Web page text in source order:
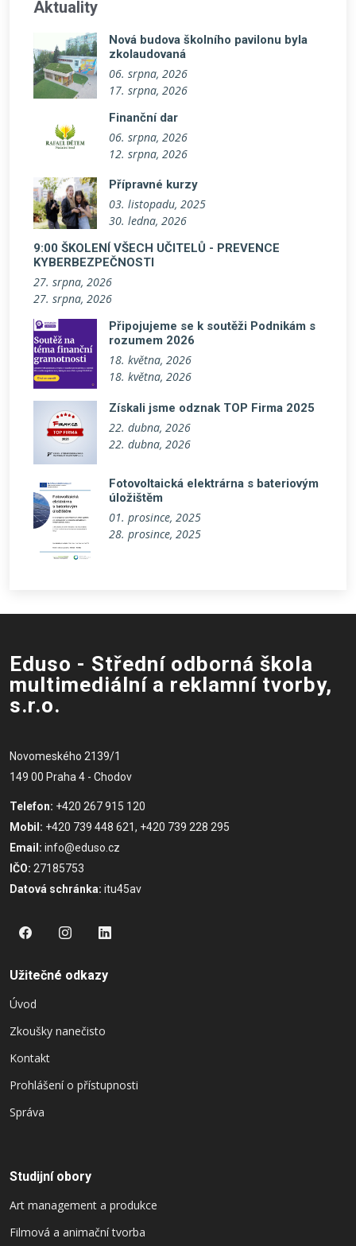
Aktuality
Nová budova školního pavilonu byla
zkolaudovaná
06. srpna, 2026
17. srpna, 2026
Finanční dar
06. srpna, 2026
12. srpna, 2026
Přípravné kurzy
03. listopadu, 2025
30. ledna, 2026
9:00 ŠKOLENÍ VŠECH UČITELŮ - PREVENCE
KYBERBEZPEČNOSTI
27. srpna, 2026
27. srpna, 2026
Připojujeme se k soutěži Podnikám s
rozumem 2026
18. května, 2026
18. května, 2026
Získali jsme odznak TOP Firma 2025
22. dubna, 2026
22. dubna, 2026
Fotovoltaická elektrárna s bateriovým
úložištěm
01. prosince, 2025
28. prosince, 2025
Eduso - Střední odborná škola
multimediální a reklamní tvorby,
s.r.o.
Novomeského 2139/1
149 00 Praha 4 - Chodov
Telefon: +420 267 915 120
Mobil: +420 739 448 621, +420 739 228 295
Email: info@eduso.cz
IČO: 27185753
Datová schránka: itu45av
Užitečné odkazy
Úvod
Zkoušky nanečisto
Kontakt
Prohlášení o přístupnosti
Správa
Studijní obory
Art management a produkce
Filmová a animační tvorba